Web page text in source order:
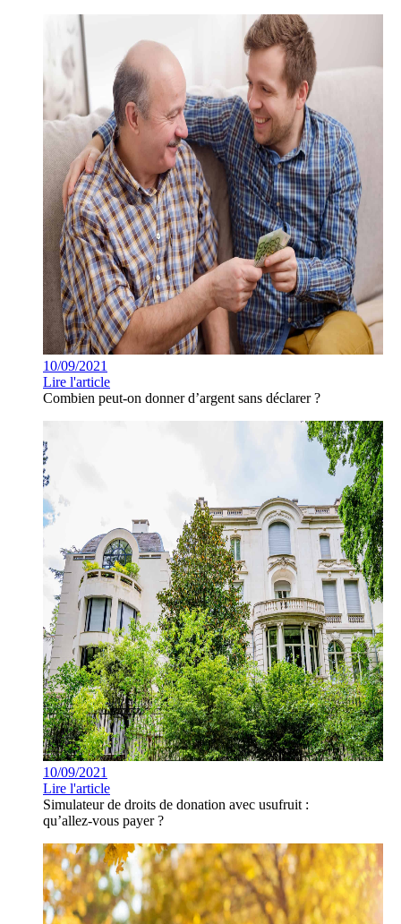
10/09/2021
Lire l'article
Combien peut-on donner d’argent sans déclarer ?
10/09/2021
Lire l'article
Simulateur de droits de donation avec usufruit :
qu’allez-vous payer ?